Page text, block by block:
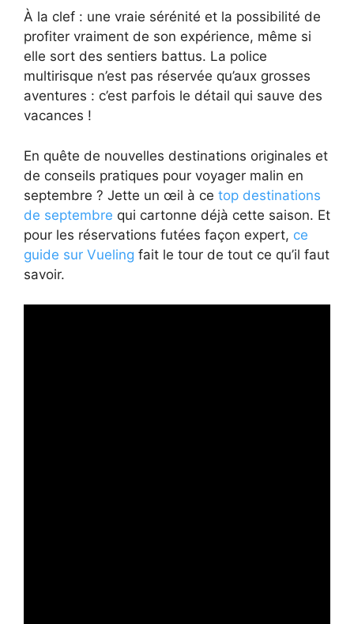
À la clef : une vraie sérénité et la possibilité de
profiter vraiment de son expérience, même si
elle sort des sentiers battus. La police
multirisque n’est pas réservée qu’aux grosses
aventures : c’est parfois le détail qui sauve des
vacances !
En quête de nouvelles destinations originales et
de conseils pratiques pour voyager malin en
septembre ? Jette un œil à ce top destinations
de septembre qui cartonne déjà cette saison. Et
pour les réservations futées façon expert, ce
guide sur Vueling fait le tour de tout ce qu’il faut
savoir.